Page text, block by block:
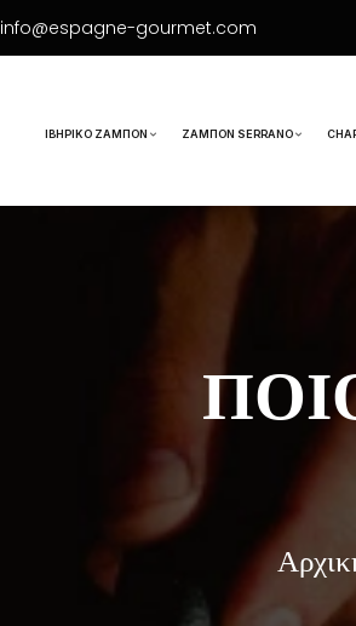
info@espagne-gourmet.com
ΙΒΗΡΙΚΌ ΖΑΜΠΌΝ ΖΑΜΠΌΝ SERRANO